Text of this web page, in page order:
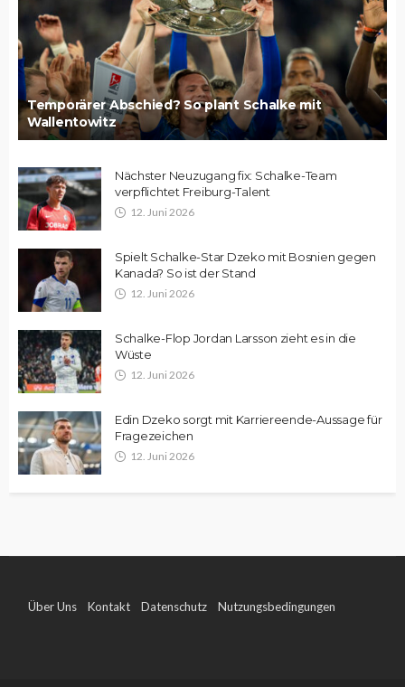
Temporärer Abschied? So plant Schalke mit
Wallentowitz
Nächster Neuzugang fix: Schalke-Team
verpflichtet Freiburg-Talent
12. Juni 2026
Spielt Schalke-Star Dzeko mit Bosnien gegen
Kanada? So ist der Stand
12. Juni 2026
Schalke-Flop Jordan Larsson zieht es in die
Wüste
12. Juni 2026
Edin Dzeko sorgt mit Karriereende-Aussage für
Fragezeichen
12. Juni 2026
Über Uns Kontakt Datenschutz Nutzungsbedingungen